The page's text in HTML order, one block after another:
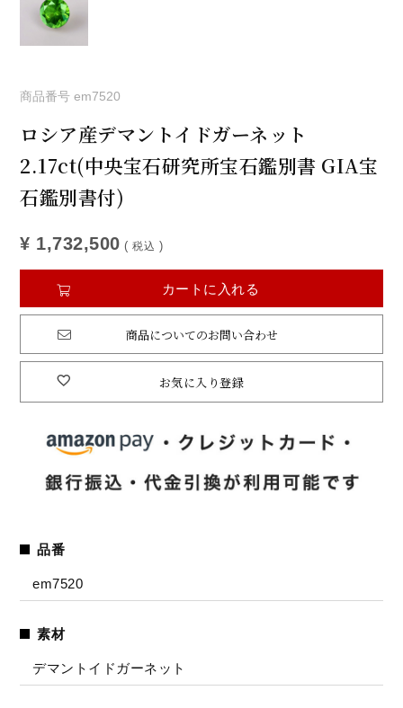
商品番号 em7520
ロシア産デマントイドガーネット
2.17ct(中央宝石研究所宝石鑑別書 GIA宝
石鑑別書付)
¥ 1,732,500 税込
お気に入り登録
カートに入れる
商品についてのお問い合わせ
品番
em7520
素材
デマントイドガーネット